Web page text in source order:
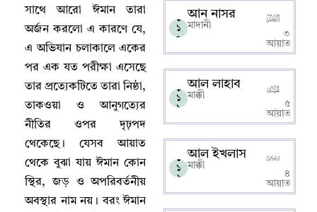
সাথে আরো ঈমান তারা
অর্জন করলো এ কারণে যে,
এ অভিযান চলাকালে একের
পর এক যত পরীক্ষা এসেছে
তার প্রত্যেকটিতে তারা নিষ্ঠা,
তাকওয়া ও আনুগত্যের
নীতির ওপর দৃঢ়পদ
থেকেছে। যেসব আয়াত
থেকে বুঝা যায় ঈমান কোন
স্থির,জড় ও অপরিবর্তনীয়
অবস্থার নাম নয় । বরং ঈমান
১
১
০
আন নাসর
মাদানী
৩
আয়াত
১
১
১
আল লাহাব
মাক্কী
৫
আয়াত
১
১
২
আল ইখলাস
মাক্কী
৪
আয়াত